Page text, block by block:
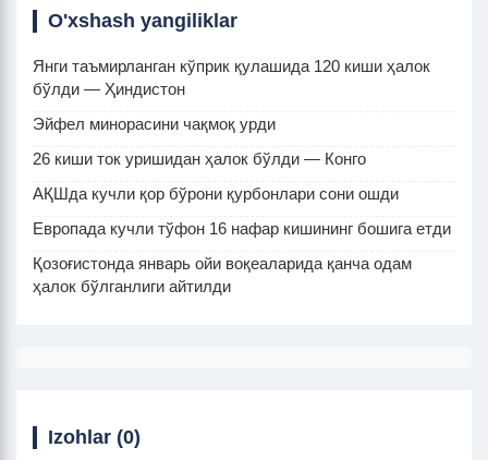
O'xshash yangiliklar
Янги таъмирланган кўприк қулашида 120 киши ҳалок
бўлди — Ҳиндистон
Эйфел минорасини чақмоқ урди
26 киши ток уришидан ҳалок бўлди — Конго
АҚШда кучли қор бўрони қурбонлари сони ошди
Европада кучли тўфон 16 нафар кишининг бошига етди
Қозоғистонда январь ойи воқеаларида қанча одам
ҳалок бўлганлиги айтилди
Izohlar (0)